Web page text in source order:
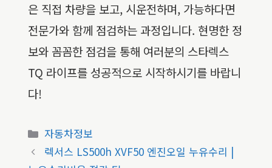
은 직접 차량을 보고, 시운전하며, 가능하다면
전문가와 함께 점검하는 과정입니다. 현명한 정
보와 꼼꼼한 점검을 통해 여러분의 스타렉스
TQ 라이프를 성공적으로 시작하시기를 바랍니
다!
카
테
고
자동차정보
렉서스 LS500h XVF50 엔진오일 누유수리 |